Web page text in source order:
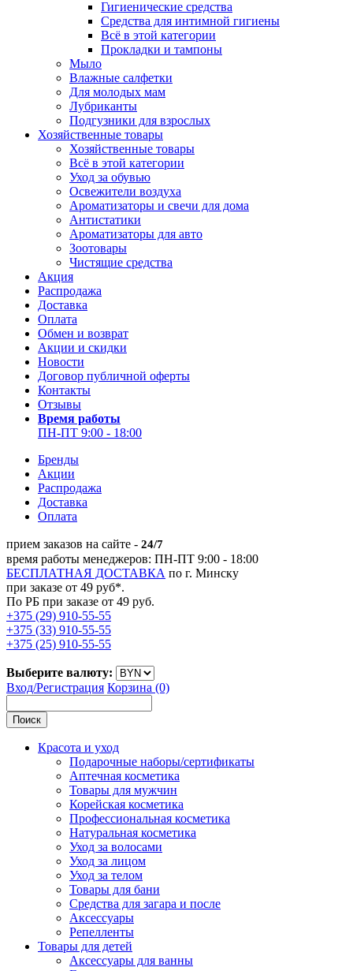
Гигиенические средства
Средства для интимной гигиены
Всё в этой категории
Прокладки и тампоны
Мыло
Влажные салфетки
Для молодых мам
Лубриканты
Подгузники для взрослых
Хозяйственные товары
Хозяйственные товары
Всё в этой категории
Уход за обувью
Освежители воздуха
Ароматизаторы и свечи для дома
Антистатики
Ароматизаторы для авто
Зоотовары
Чистящие средства
Акция
Распродажа
Доставка
Оплата
Обмен и возврат
Акции и скидки
Новости
Договор публичной оферты
Контакты
Отзывы
Время работы
ПН-ПТ 9:00 - 18:00
Бренды
Акции
Распродажа
Доставка
Оплата
прием заказов на сайте - 24/7
время работы менеджеров: ПН-ПТ 9:00 - 18:00
БЕСПЛАТНАЯ ДОСТАВКА по г. Минску
при заказе от 49 руб*.
По РБ при заказе от 49 руб.
+375 (29) 910-55-55
+375 (33) 910-55-55
+375 (25) 910-55-55
Выберите валюту:
Вход/Регистрация Корзина (0)
Поиск
Красота и уход
Подарочные наборы/сертификаты
Аптечная косметика
Товары для мужчин
Корейская косметика
Профессиональная косметика
Натуральная косметика
Уход за волосами
Уход за лицом
Уход за телом
Товары для бани
Средства для загара и после
Аксессуары
Репелленты
Товары для детей
Аксессуары для ванны